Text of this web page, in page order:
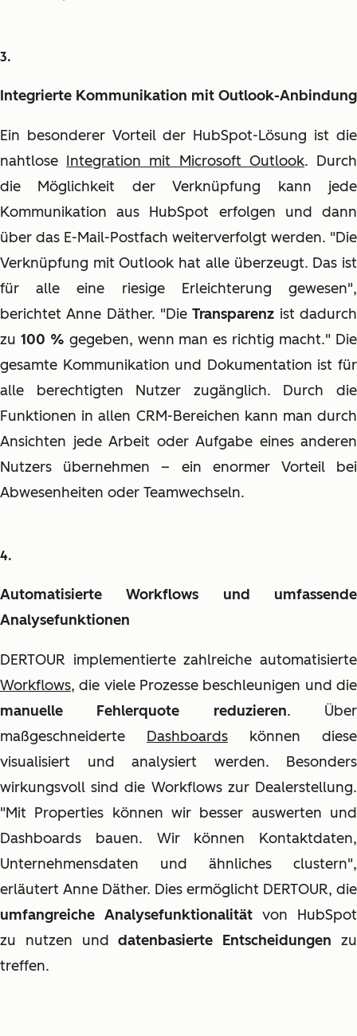
Integrierte Kommunikation mit Outlook-Anbindung
Ein besonderer Vorteil der HubSpot-Lösung ist die
nahtlose Integration mit Microsoft Outlook. Durch
die Möglichkeit der Verknüpfung kann jede
Kommunikation aus HubSpot erfolgen und dann
über das E-Mail-Postfach weiterverfolgt werden. "Die
Verknüpfung mit Outlook hat alle überzeugt. Das ist
für alle eine riesige Erleichterung gewesen",
berichtet Anne Däther. "DieTransparenz ist dadurch
zu 100 % gegeben, wenn man es richtig macht." Die
gesamte Kommunikation und Dokumentation ist für
alle berechtigten Nutzer zugänglich. Durch die
Funktionen in allen CRM-Bereichen kann man durch
Ansichten jede Arbeit oder Aufgabe eines anderen
Nutzers übernehmen – ein enormer Vorteil bei
Abwesenheiten oder Teamwechseln.
Automatisierte Workflows und umfassende
Analysefunktionen
DERTOUR implementierte zahlreiche automatisierte
Workflows, die viele Prozesse beschleunigen und die
manuelle Fehlerquote reduzieren. Über
maßgeschneiderte Dashboards können diese
visualisiert und analysiert werden. Besonders
wirkungsvoll sind die Workflows zur Dealerstellung.
"Mit Properties können wir besser auswerten und
Dashboards bauen. Wir können Kontaktdaten,
Unternehmensdaten und ähnliches clustern",
erläutert Anne Däther. Dies ermöglicht DERTOUR, die
umfangreiche Analysefunktionalität von HubSpot
zu nutzen unddatenbasierte Entscheidungen zu
treffen.